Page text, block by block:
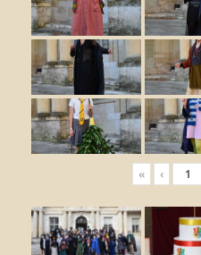
« ‹